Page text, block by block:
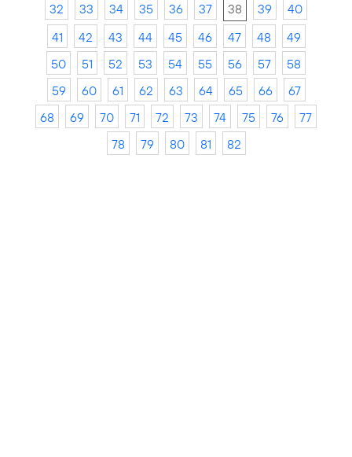
32
33 34 35 36 37 38 39
40
41
42 43 44 45 46 47 48
49
50
51 52 53 54 55 56 57
58
59
60 61 62 63 64 65 66
67
68
69 70 71 72 73 74 75 76
77
78
79 80 81 82